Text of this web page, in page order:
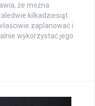
że można
kilkadziesiąt
zaplanować i
wykorzystać jego